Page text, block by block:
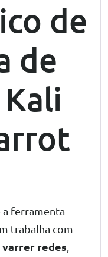
de
de
ferramenta
trabalha com
varrer redes